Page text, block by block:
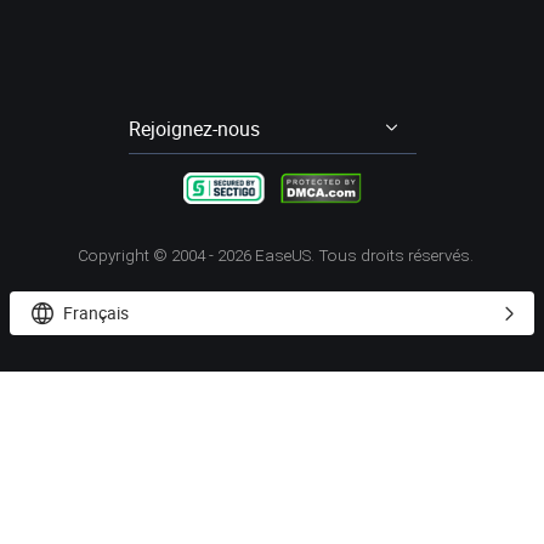
Rejoignez-nous
  
Copyright © 2004 - 2026EaseUS. Tous droits réservés.
 Français 